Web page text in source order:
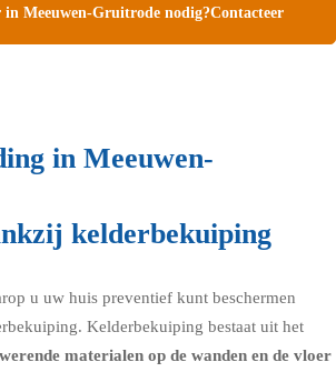
Meeuwen-Gruitrode nodig?Contacteer
in Meeuwen-
kelderbekuiping
u uw huis preventief kunt beschermen
. Kelderbekuiping bestaat uit het
materialen op de wanden en de vloer